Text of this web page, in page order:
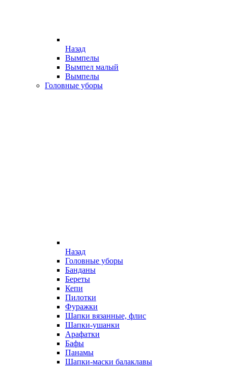
Назад
Вымпелы
Вымпел малый
Вымпелы
Головные уборы
Назад
Головные уборы
Банданы
Береты
Кепи
Пилотки
Фуражки
Шапки вязанные, флис
Шапки-ушанки
Арафатки
Бафы
Панамы
Шапки-маски балаклавы